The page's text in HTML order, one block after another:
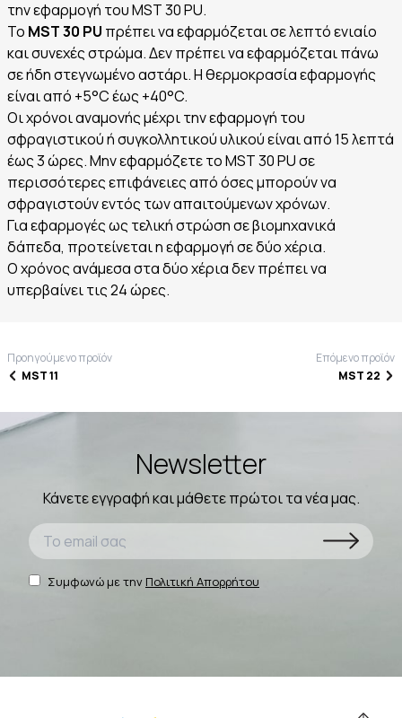
την εφαρμογή του MST 30 PU.
To MST 30 PU πρέπει να εφαρμόζεται σε λεπτό ενιαίο
και συνεχές στρώμα. Δεν πρέπει να εφαρμόζεται πάνω
σε ήδη στεγνωμένο αστάρι. Η θερμοκρασία εφαρμογής
είναι από +5°C έως +40°C.
Οι χρόνοι αναμονής μέχρι την εφαρμογή του
σφραγιστικού ή συγκολλητικού υλικού είναι από 15 λεπτά
έως 3 ώρες. Μην εφαρμόζετε το MST 30 PU σε
περισσότερες επιφάνειες από όσες μπορούν να
σφραγιστούν εντός των απαιτούμενων χρόνων.
Για εφαρμογές ως τελική στρώση σε βιομηχανικά
δάπεδα, προτείνεται η εφαρμογή σε δύο χέρια.
Ο χρόνος ανάμεσα στα δύο χέρια δεν πρέπει να
υπερβαίνει τις 24 ώρες.
Προηγούμενο προϊόν
MST 11
Επόμενο προϊόν
MST 22
Newsletter
Κάνετε εγγραφή και μάθετε πρώτοι τα νέα μας.
Συμφωνώ με την Πολιτική Απορρήτου